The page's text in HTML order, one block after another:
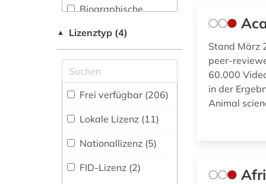
Chemie und
Elektrotechnik,
Elektronik,
Nachrichtentechnik (14)
Energietechnik (16)
Ethnologie (436)
Geographie (78)
Geowissenschaften
(24)
(2)
agder (1)
akkadisch (1)
alemannisch (1)
alexander von
humboldt (1)
Biographische
(89)
Faktendatenbank
(47)
National-,
Regionalbibliographie
(9
▲ Lizenztyp (4)
Frei verfügbar (206)
Lokale Lizenz (11)
Nationallizenz (5)
FID-Lizenz (2)
Stand März
peer-
60.000
in der
Animal